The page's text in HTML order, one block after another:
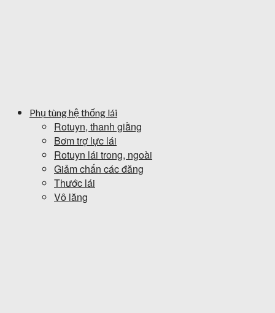
Phụ tùng hệ thống lái
Rotuyn, thanh giằng
Bơm trợ lực lái
Rotuyn lái trong, ngoài
Giảm chấn các đăng
Thước lái
Vô lăng